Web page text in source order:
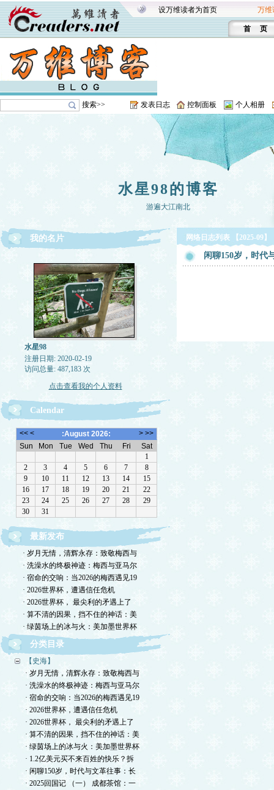
设万维读者为首页 万维
首 页
搜索>> 发表日志 控制面板 个人相册
水星98的博客
游遍大江南北
我的名片
水星98
注册日期: 2020-02-19
访问总量: 487,183 次
点击查看我的个人资料
Calendar
最新发布
· 岁月无情，清辉永存：致敬梅西与
· 洗澡水的终极神迹：梅西与亚马尔
· 宿命的交响：当2026的梅西遇见19
· 2026世界杯，遭遇信任危机
· 2026世界杯， 最尖利的矛遇上了
· 算不清的因果，挡不住的神话：美
· 绿茵场上的冰与火：美加墨世界杯
分类目录
【史海】
· 岁月无情，清辉永存：致敬梅西与
· 洗澡水的终极神迹：梅西与亚马尔
· 宿命的交响：当2026的梅西遇见19
· 2026世界杯，遭遇信任危机
· 2026世界杯， 最尖利的矛遇上了
· 算不清的因果，挡不住的神话：美
· 绿茵场上的冰与火：美加墨世界杯
· 1.2亿美元买不来百姓的快乐？拆
· 闲聊150岁，时代与文革往事：长
· 2025回国记 （一） 成都茶馆：一
网络日志列表 【2025-09】
闲聊150岁，时代